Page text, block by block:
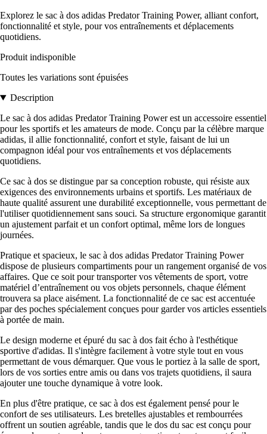
Explorez le sac à dos adidas Predator Training Power, alliant confort,
fonctionnalité et style, pour vos entraînements et déplacements
quotidiens.
Produit indisponible
Toutes les variations sont épuisées
Description
Le sac à dos adidas Predator Training Power est un accessoire essentiel
pour les sportifs et les amateurs de mode. Conçu par la célèbre marque
adidas, il allie fonctionnalité, confort et style, faisant de lui un
compagnon idéal pour vos entraînements et vos déplacements
quotidiens.
Ce sac à dos se distingue par sa conception robuste, qui résiste aux
exigences des environnements urbains et sportifs. Les matériaux de
haute qualité assurent une durabilité exceptionnelle, vous permettant de
l'utiliser quotidiennement sans souci. Sa structure ergonomique garantit
un ajustement parfait et un confort optimal, même lors de longues
journées.
Pratique et spacieux, le sac à dos adidas Predator Training Power
dispose de plusieurs compartiments pour un rangement organisé de vos
affaires. Que ce soit pour transporter vos vêtements de sport, votre
matériel d’entraînement ou vos objets personnels, chaque élément
trouvera sa place aisément. La fonctionnalité de ce sac est accentuée
par des poches spécialement conçues pour garder vos articles essentiels
à portée de main.
Le design moderne et épuré du sac à dos fait écho à l'esthétique
sportive d'adidas. Il s'intègre facilement à votre style tout en vous
permettant de vous démarquer. Que vous le portiez à la salle de sport,
lors de vos sorties entre amis ou dans vos trajets quotidiens, il saura
ajouter une touche dynamique à votre look.
En plus d'être pratique, ce sac à dos est également pensé pour le
confort de ses utilisateurs. Les bretelles ajustables et rembourrées
offrent un soutien agréable, tandis que le dos du sac est conçu pour